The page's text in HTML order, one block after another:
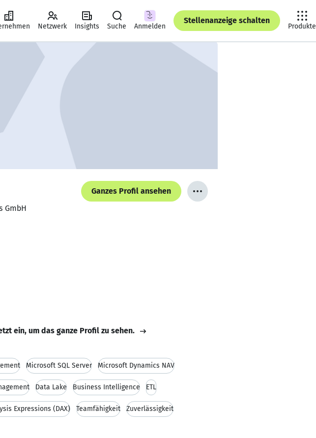
Netzwerk Insights Suche Anmelden
Stellenanzeige schalten
Produkte
Ganzes Profil ansehen
GmbH
ein, um das ganze Profil zu sehen.
Microsoft SQL Server Microsoft Dynamics NAV
Data Lake Business Intelligence ETL
Expressions (DAX) Teamfähigkeit Zuverlässigkeit